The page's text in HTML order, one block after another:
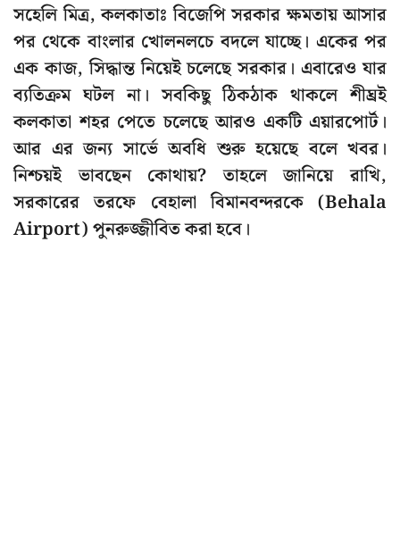
সহেলি মিত্র, কলকাতাঃ বিজেপি সরকার ক্ষমতায় আসার
পর থেকে বাংলার খোলনলচে বদলে যাচ্ছে। একের পর
এক কাজ, সিদ্ধান্ত নিয়েই চলেছে সরকার। এবারেও যার
ব্যতিক্রম ঘটল না। সবকিছু ঠিকঠাক থাকলে শীঘ্রই
কলকাতা শহর পেতে চলেছে আরও একটি এয়ারপোর্ট।
আর এর জন্য সার্ভে অবধি শুরু হয়েছে বলে খবর।
নিশ্চয়ই ভাবছেন কোথায়? তাহলে জানিয়ে রাখি,
সরকারের তরফে বেহালা বিমানবন্দরকে (Behala
Airport) পুনরুজ্জীবিত করা হবে।